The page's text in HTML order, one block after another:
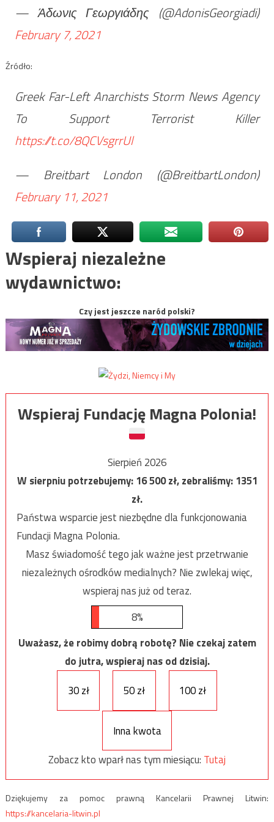
— Άδωνις Γεωργιάδης (@AdonisGeorgiadi)
February 7, 2021
Źródło:
Greek Far-Left Anarchists Storm News Agency
To Support Terrorist Killer
https://t.co/8QCVsgrrUl
— Breitbart London (@BreitbartLondon)
February 11, 2021
Wspieraj niezależne
wydawnictwo:
Czy jest jeszcze naród polski?
Wspieraj Fundację Magna Polonia!
Sierpień 2026
W sierpniu potrzebujemy:16 500zł, zebraliśmy:1351
zł.
Państwa wsparcie jest niezbędne dla funkcjonowania
Fundacji Magna Polonia.
Masz świadomość tego jak ważne jest przetrwanie
niezależnych ośrodków medialnych? Nie zwlekaj więc,
wspieraj nas już od teraz.
8%
Uważasz, że robimy dobrą robotę? Nie czekaj zatem
do jutra, wspieraj nas od dzisiaj.
30 zł
50 zł 100 zł
Inna kwota
Zobacz kto wparł nas tym miesiącu: Tutaj
Dziękujemy za pomoc prawną Kancelarii Prawnej Litwin:
https://kancelaria-litwin.pl